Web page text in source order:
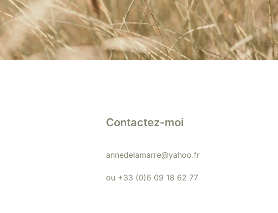
Contactez-moi
annedelamarre@yahoo.fr
ou +33 (0)6 09 18 62 77